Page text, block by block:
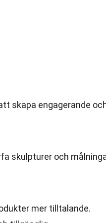
skapa engagerande
skulpturer och
mer tilltalande.